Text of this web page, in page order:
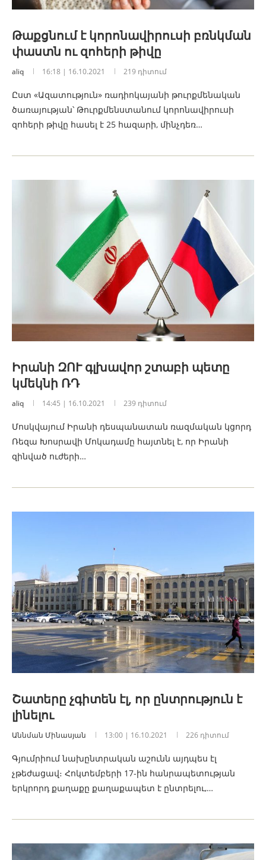
Թաքցնում է կորոնավիրուսի բռնկման
փաստն ու զոհերի թիվը
aliq 16:18 | 16.10.2021 219 դիտում
Ըստ «Ազատություն» ռադիոկայանի թուրքմենական
ծառայության՝ Թուրքմենստանում կորոնավիրուսի
զոհերի թիվը հասել է 25 հազարի, մինչդեռ…
Իրանի ԶՈՒ գլխավոր շտաբի պետը
կմեկնի ՌԴ
aliq 14:45 | 16.10.2021 239 դիտում
Մոսկվայում Իրանի դեսպանատան ռազմական կցորդ
Ռեզա Խոսրավի Մոկադամը հայտնել է, որ Իրանի
զինված ուժերի…
Շատերը չգիտեն էլ, որ ընտրություն է
լինելու
Աննման Մինասյան 13:00 | 16.10.2021 226 դիտում
Գյումրիում նախընտրական աշունն այդպես էլ
չթեժացավ։ Հոկտեմբերի 17-ին հանրապետության
երկրորդ քաղաքը քաղաքապետ է ընտրելու,…